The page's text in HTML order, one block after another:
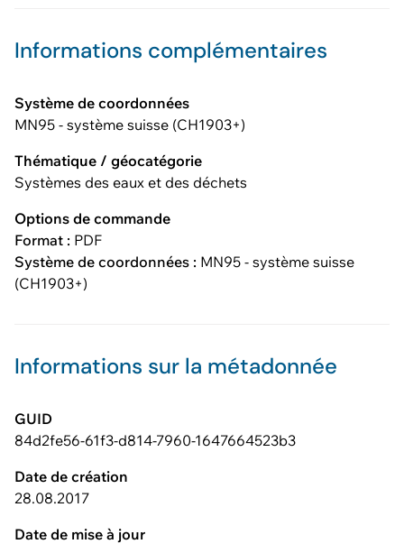
Informations complémentaires
Système de coordonnées
MN95 - système suisse (CH1903+)
Thématique / géocatégorie
Systèmes des eaux et des déchets
Options de commande
Format : PDF
Système de coordonnées : MN95 - système suisse
(CH1903+)
Informations sur la métadonnée
GUID
84d2fe56-61f3-d814-7960-1647664523b3
Date de création
28.08.2017
Date de mise à jour